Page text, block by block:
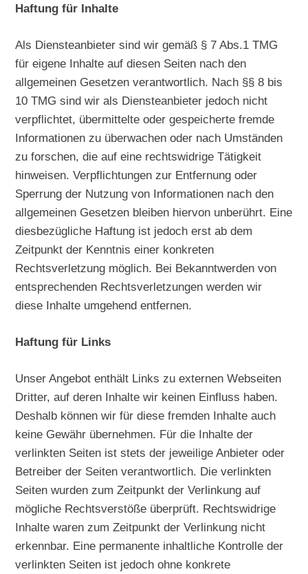
Haftung für Inhalte
Als Diensteanbieter sind wir gemäß § 7 Abs.1 TMG
für eigene Inhalte auf diesen Seiten nach den
allgemeinen Gesetzen verantwortlich. Nach §§ 8 bis
10 TMG sind wir als Diensteanbieter jedoch nicht
verpflichtet, übermittelte oder gespeicherte fremde
Informationen zu überwachen oder nach Umständen
zu forschen, die auf eine rechtswidrige Tätigkeit
hinweisen. Verpflichtungen zur Entfernung oder
Sperrung der Nutzung von Informationen nach den
allgemeinen Gesetzen bleiben hiervon unberührt. Eine
diesbezügliche Haftung ist jedoch erst ab dem
Zeitpunkt der Kenntnis einer konkreten
Rechtsverletzung möglich. Bei Bekanntwerden von
entsprechenden Rechtsverletzungen werden wir
diese Inhalte umgehend entfernen.
Haftung für Links
Unser Angebot enthält Links zu externen Webseiten
Dritter, auf deren Inhalte wir keinen Einfluss haben.
Deshalb können wir für diese fremden Inhalte auch
keine Gewähr übernehmen. Für die Inhalte der
verlinkten Seiten ist stets der jeweilige Anbieter oder
Betreiber der Seiten verantwortlich. Die verlinkten
Seiten wurden zum Zeitpunkt der Verlinkung auf
mögliche Rechtsverstöße überprüft. Rechtswidrige
Inhalte waren zum Zeitpunkt der Verlinkung nicht
erkennbar. Eine permanente inhaltliche Kontrolle der
verlinkten Seiten ist jedoch ohne konkrete